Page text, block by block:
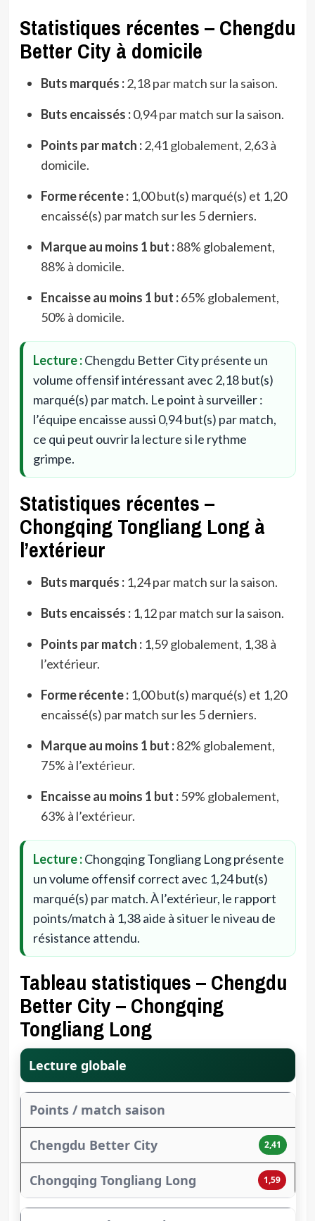
Statistiques récentes – Chengdu
Better City à domicile
Buts marqués :2,18 par match sur la saison.
Buts encaissés :0,94 par match sur la saison.
Points par match :2,41 globalement, 2,63 à
domicile.
Forme récente :1,00 but(s) marqué(s) et 1,20
encaissé(s) par match sur les 5 derniers.
Marque au moins 1 but :88% globalement,
88% à domicile.
Encaisse au moins 1 but :65% globalement,
50% à domicile.
Lecture :Chengdu Better City présente un
volume offensif intéressant avec 2,18 but(s)
marqué(s) par match. Le point à surveiller :
l’équipe encaisse aussi 0,94 but(s) par match,
ce qui peut ouvrir la lecture si le rythme
grimpe.
Statistiques récentes –
Chongqing Tongliang Long à
l’extérieur
Buts marqués :1,24 par match sur la saison.
Buts encaissés :1,12 par match sur la saison.
Points par match :1,59 globalement, 1,38 à
l’extérieur.
Forme récente :1,00 but(s) marqué(s) et 1,20
encaissé(s) par match sur les 5 derniers.
Marque au moins 1 but :82% globalement,
75% à l’extérieur.
Encaisse au moins 1 but :59% globalement,
63% à l’extérieur.
Lecture :Chongqing Tongliang Long présente
un volume offensif correct avec 1,24 but(s)
marqué(s) par match. À l’extérieur, le rapport
points/match à 1,38 aide à situer le niveau de
résistance attendu.
Tableau statistiques – Chengdu
Better City – Chongqing
Tongliang Long
Lecture globale
Points / match saison
2,41
1,59